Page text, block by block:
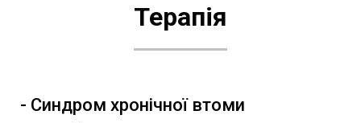
Терапія
- Синдром хронічної втоми